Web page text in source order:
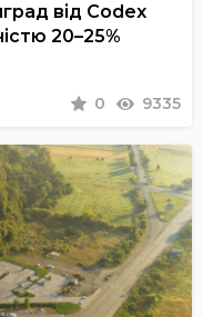
від Codex
20–25%
0 9335